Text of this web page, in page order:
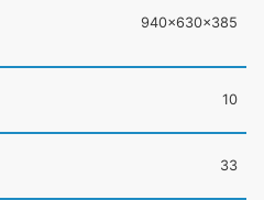
940x630x385
10
33